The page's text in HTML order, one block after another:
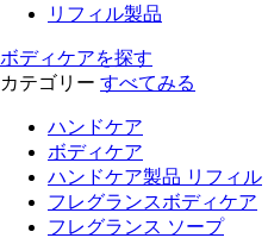
リフィル製品
ボディケアを探す
カテゴリー すべてみる
ハンドケア
ボディケア
ハンドケア製品 リフィル
フレグランスボディケア
フレグランス ソープ